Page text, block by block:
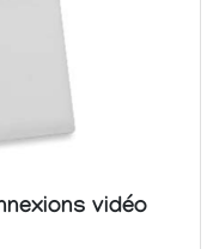
vidéo